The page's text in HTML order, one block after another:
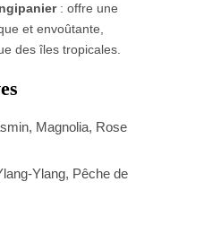
: offre une
et envoûtante,
des îles tropicales.
Magnolia, Rose
Ylang, Pêche de